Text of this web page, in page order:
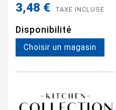
3,48 € TAXE INCLUSE
Disponibilité
Choisir un magasin